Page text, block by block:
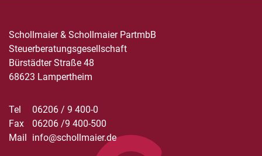
Schollmaier & Schollmaier PartmbB
Steuerberatungsgesellschaft
Bürstädter Straße 48
68623 Lampertheim
Tel
06206 / 9 400-0
Fax
06206 /9 400-500
Mail info@schollmaier.de